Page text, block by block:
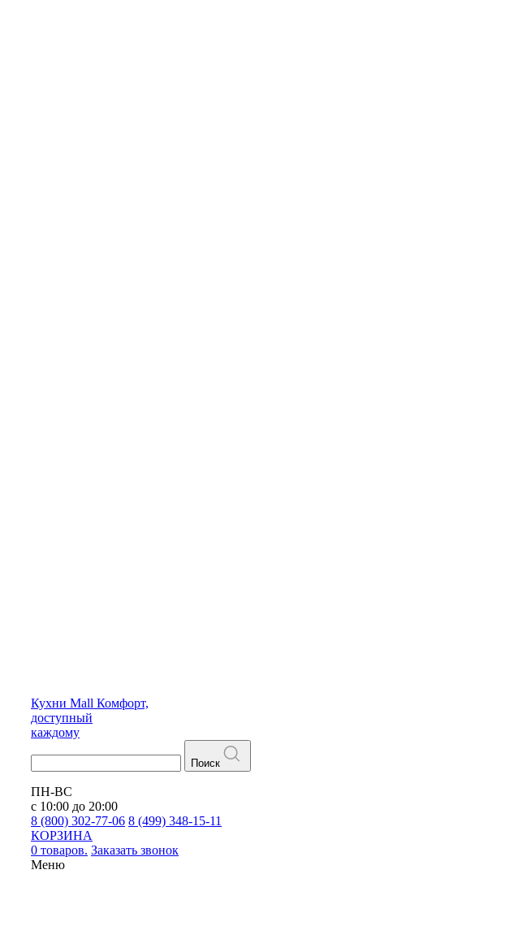
Кухни Mall Комфорт,
доступный
каждому
Поиск
ПН-ВС
с 10:00 до 20:00
8 (800) 302-77-06 8 (499) 348-15-11
КОРЗИНА
0 товаров. Заказать звонок
Меню